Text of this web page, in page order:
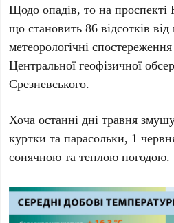
Щодо опадів, то на проспекті
що становить86 відсотків
метеорологічні
Центральної геофізичної
Срезневського.
Хоча останні дні травня
куртки та парасольки, 1
сонячною та теплою погодою.